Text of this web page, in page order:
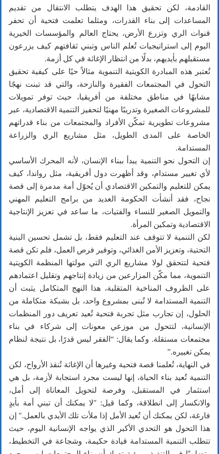
القادمة، لكن تحقيق هذا الهدف يتطلب الانتقال من تقديم
المساعدات إلى بناء القدرات، ومثلما تعلمت فتحية أن تحفر
قنوات الري وتزرع الأرض، يحتاج العالم والمؤسسات الخيرية
اليوم إلى استراتيجيات تُعلم الناس وتبني ثقافتهم كيف يزرعون
مستقبلهم بأيديهم، بدلًا من انتظار الإغاثة في كل أزمة.
تُعتبر هذه المبادرة الكويتية التنموية مثالاً حيًا على كيفية تحقيق
التحول في المجتمعات الفقيرة والنازحة، والتي قد تبنت نهجًا
مشابهًا في مناطق مختلفة من أفريقيا، حيث توفر تمويلات
للمشروعات الصغيرة وتدريبًا مهنيًا لتحفيز التنمية الاقتصادية، عبر
مشروعات تطويرية تمكّن الأفراد والمجتمعات من بناء قدراتهم
الخاصة على المدى الطويل، مثل مشاريع الري والزراعة
المستدامة.
إن التحول نحو التنمية يبدأ ببناء الإنسان، لأنه المحرك الأساسي
لأي تغيير مستدام، وقد أظهرت دول أفريقية، مثل رواندا، كيف
يمكن للتعليم والتمكين الاقتصادي أن يُحوّل أمة مدمرة إلى قصة
نجاح، فقد أنشأت الحكومة العديد من برامج التعليم المهني
والتمويل الصغير للنساء والفتيات، ما ساعد في تعزيز الإنتاجية
الاقتصادية وتمكين المرأة.
لكن التنمية لا تتوقف عند التعليم فقط، بل تشمل تحسين البنية
التحتية، وتعزيز الأمن الغذائي، وتوفير فرص العمل، فلم تكن قصة
فتحية لتتحقق لولا مشاريع الري التي مولتها المنظمة الكويتية
التنموية، مما مكّن المزارعين من زيادة إنتاجهم وتقليل اعتمادهم
على الظروف المناخية المتقلبة، هذا النهج المتكامل يثبت أن
التنمية المستدامة لا تُبنى بمشروع واحد، بل بشبكة متكاملة من
الحلول، إن تجارب مثل تجربة فتحية تُعيد تعريف دور المنظمات
الإنسانية، لتتحول من موزعي معونات إلى شركاء في بناء
مجتمعات مستقلة. وكما يقال: “الفقر ليس قدرًا، بل نتيجة لنظام
يمكن تغييره.”
في النهاية، تُعلمنا قصة فتحية وغيرها أن الإغاثة تُنقذ الأرواح، لكن
التنمية تُعيد بناء الحياة، إنها ليست مجرد استجابة لأزمة، بل هي
استثمار في المستقبل، وفرصة لتحويل المعاناة إلى أمل،
والانكسار إلى انطلاقة، وكما قيل: "لا يمكنك أن تبني أمة بأيدٍ
فارغة، لكن يمكنك أن تُعيد الأمل إذا ملأت تلك الأيدي بالعمل." إن
هذا التحول هو التحدي الأكبر الذي يواجه الإنسانية اليوم، حيث
تتطلب التنمية المستدامة قيادة حكيمة، وشجاعة في التخطيط،